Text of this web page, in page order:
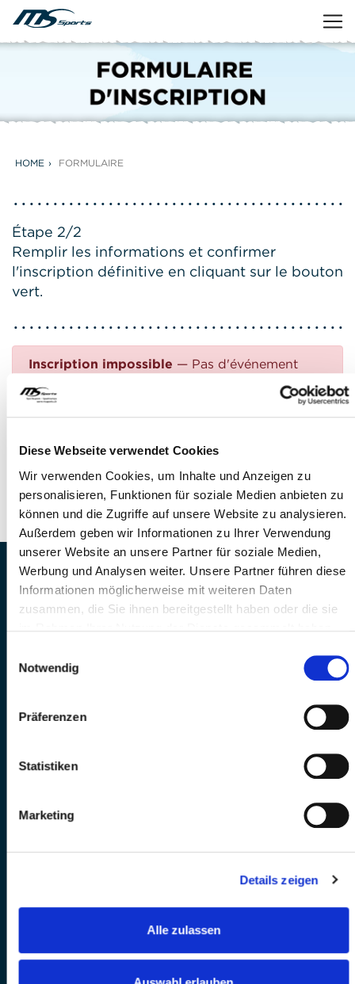
Diese Webseite verwendet Cookies
Wir verwenden Cookies, um Inhalte und Anzeigen zu
personalisieren, Funktionen für soziale Medien anbieten zu
können und die Zugriffe auf unsere Website zu analysieren.
Außerdem geben wir Informationen zu Ihrer Verwendung
unserer Website an unsere Partner für soziale Medien,
Werbung und Analysen weiter. Unsere Partner führen diese
Informationen möglicherweise mit weiteren Daten
zusammen, die Sie ihnen bereitgestellt haben oder die sie
Notwendig
Präferenzen
Statistiken
Marketing
Details zeigen
Alle zulassen
HOME FORMULAIRE
Étape 2/2
Remplir les informations et confirmer
l'inscription définitive en cliquant sur le bouton
vert.
Inscription impossible — Pas d'événement
Avez-vous des questions?
Téléphone: +41 41 260 33 67
E-Mail: info@mssports.ch
MS Sports AG • Sonnenrain 3b • CH-6221
Rickenbach
Telefon: +41 41 260 33 67 • E-